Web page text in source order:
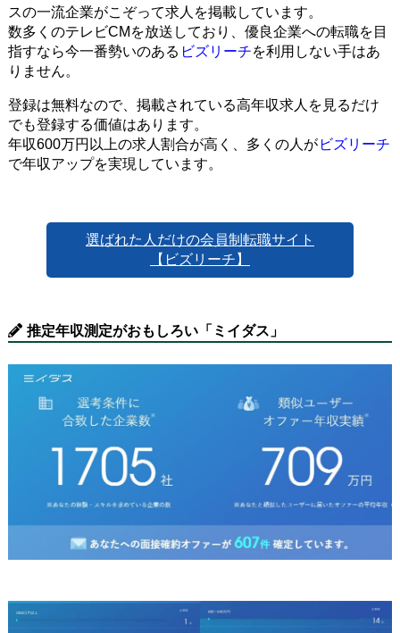
スの一流企業がこぞって求人を掲載しています。
数多くのテレビCMを放送しており、優良企業への転職を目
指すなら今一番勢いのある ビズリーチを利用しない手はあ
りません。
登録は無料なので、掲載されている高年収求人を見るだけ
でも登録する価値はあります。
年収600万円以上の求人割合が高く、多くの人が ビズリーチ
で年収アップを実現しています。
選ばれた人だけの会員制転職サイト
【ビズリーチ】
推定年収測定がおもしろい「ミイダス」